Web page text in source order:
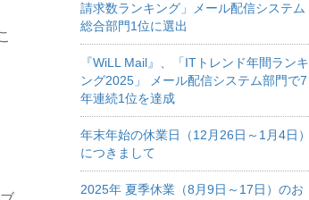
請求数ランキング」メール配信システム
総合部門1位に選出
『WiLL Mail』、「ITトレンド年間ランキ
ング2025」 メール配信システム部門で7
年連続1位を達成
年末年始の休業日（12月26日～1月4日）
につきまして
2025年 夏季休業（8月9日～17日）のお